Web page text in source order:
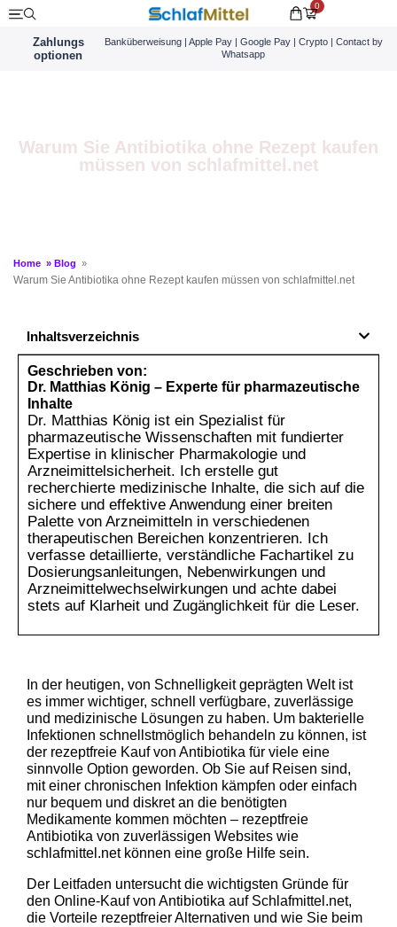
0
Zahlungs
optionen
Banküberweisung | Apple Pay | Google Pay | Crypto | Contact by
Whatsapp
Warum Sie Antibiotika ohne Rezept kaufen
müssen von schlafmittel.net
Home » Blog »
Warum Sie Antibiotika ohne Rezept kaufen müssen von schlafmittel.net
Inhaltsverzeichnis
Geschrieben von:
Dr. Matthias König – Experte für pharmazeutische
Inhalte
Dr. Matthias König ist ein Spezialist für
pharmazeutische Wissenschaften mit fundierter
Expertise in klinischer Pharmakologie und
Arzneimittelsicherheit. Ich erstelle gut
recherchierte medizinische Inhalte, die sich auf die
sichere und effektive Anwendung einer breiten
Palette von Arzneimitteln in verschiedenen
therapeutischen Bereichen konzentrieren. Ich
verfasse detaillierte, verständliche Fachartikel zu
Dosierungsanleitungen, Nebenwirkungen und
Arzneimittelwechselwirkungen und achte dabei
stets auf Klarheit und Zugänglichkeit für die Leser.
In der heutigen, von Schnelligkeit geprägten Welt ist
es immer wichtiger, schnell verfügbare, zuverlässige
und medizinische Lösungen zu haben. Um bakterielle
Infektionen schnellstmöglich behandeln zu können, ist
der rezeptfreie Kauf von Antibiotika für viele eine
sinnvolle Option geworden. Ob Sie auf Reisen sind,
mit einer chronischen Infektion kämpfen oder einfach
nur bequem und diskret an die benötigten
Medikamente kommen möchten – rezeptfreie
Antibiotika von zuverlässigen Websites wie
schlafmittel.net können eine große Hilfe sein.
Der Leitfaden untersucht die wichtigsten Gründe für
den Online-Kauf von Antibiotika auf Schlafmittel.net,
die Vorteile rezeptfreier Alternativen und wie Sie beim